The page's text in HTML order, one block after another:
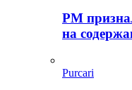
PM
на
Purcari